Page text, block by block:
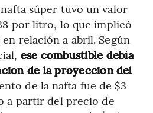
súper tuvo un valor
por litro, lo que implicó
relación a abril. Según
ese combustible debía
de la proyección del
de la nafta fue de $3
a partir del precio de